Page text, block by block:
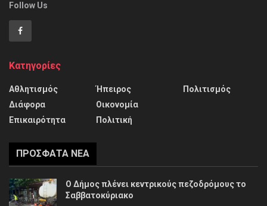
Follow Us
Κατηγορίες
Αθλητισμός
Διάφορα
Επικαιρότητα
Ήπειρος
Οικονομία
Πολιτική
Πολιτισμός
ΠΡΌΣΦΑΤΑ ΝΈΑ
Ο Δήμος πλένει κεντρικούς πεζοδρόμους το
Σαββατοκύριακο